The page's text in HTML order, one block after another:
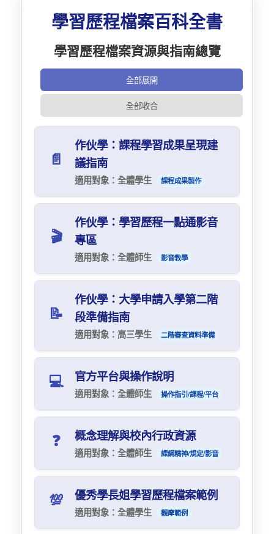
西松校歌
交通資訊
分機總覽
學習歷程檔案百科全書
學習歷程檔案資源與指南總覽
全部展開
全部收合
📄
作伙學：課程學習成果呈現建
議指南
適用對象：全體學生 課程成果製作
這本手冊彙整了歷年審議會議與大學審查焦點座
談的寶貴經驗，旨在提供建議方向，鼓勵發揮創
意，創作出獨一無二的作品。
詳細介紹「六大指引」，幫助你：
掌握如何有效展現素養能力
撰寫作品摘要
交代作品脈絡
呈現重點
資源連結：
請點選連結下載手冊（收錄豐富的學生作品範
例）：📄 下載手冊
🎬
作伙學：學習歷程一點通影音
專區
適用對象：全體師生 影音教學
此播放清單收錄了學習歷程檔案相關的精選教學
影片，幫助你快速掌握關鍵技巧。
點擊影片右上方
的按鈕可查看所有相關影
📝
作伙學：大學申請入學第二階
段準備指南
適用對象：高三學生 二階審查資料準備
本手冊彙整了 112 年作伙學團隊舉辦的焦點座
談會、審議討論會的所有成果。
備，特別是審查資料中「學習歷程自述
（OPQ）」與「多元表現綜整心得（Ｎ）」的
撰寫方式。
資源連結：
請點選連結下載手冊：📖 下載指南
💻 官方平台與操作說明
適用對象：全體師生 操作指引/課程/平台
臺北市數位學習教育中心：30分鐘學會學習
歷程自述和多元綜整心得
🔗 課程連結
臺北市學習歷程檔案平台：各項操作說明下
載
🔗 說明文件下載
❓ 概念理解與校內行政資源
適用對象：全體師生 課綱精神/規定/影音
核心概念
什麼是學習歷程檔案
❓ 國教署說明
💯 優秀學長姐學習歷程檔案範例
適用對象：全體學生 觀摩範例